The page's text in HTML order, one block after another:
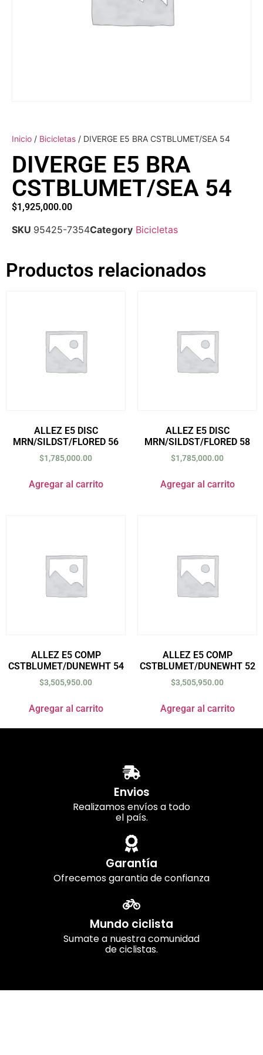
Inicio / Bicicletas / DIVERGE E5 BRA CSTBLUMET/SEA 54
DIVERGE E5 BRA
CSTBLUMET/SEA 54
$1,925,000.00
SKU 95425-7354Category Bicicletas
Productos relacionados
ALLEZ E5 DISC
MRN/SILDST/FLORED 56
$1,785,000.00
Agregar al carrito
ALLEZ E5 DISC
MRN/SILDST/FLORED 58
$1,785,000.00
Agregar al carrito
ALLEZ E5 COMP
CSTBLUMET/DUNEWHT 54
$3,505,950.00
Agregar al carrito
ALLEZ E5 COMP
CSTBLUMET/DUNEWHT 52
$3,505,950.00
Agregar al carrito
Envios
Realizamos envíos a todo
el país.
Garantía
Ofrecemos garantia de confianza
Mundo ciclista
Sumate a nuestra comunidad
de ciclistas.